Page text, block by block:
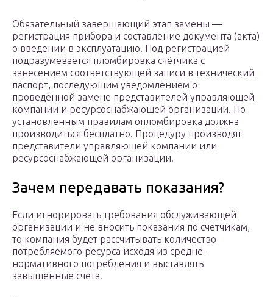
Обязательный завершающий этап замены —
регистрация прибора и составление документа (акта)
о введении в эксплуатацию. Под регистрацией
подразумевается пломбировка счётчика с
занесением соответствующей записи в технический
паспорт, последующим уведомлением о
проведённой замене представителей управляющей
компании и ресурсоснабжающей организации. По
установленным правилам опломбировка должна
производиться бесплатно. Процедуру производят
представители управляющей компании или
ресурсоснабжающей организации.
Зачем передавать показания?
Если игнорировать требования обслуживающей
организации и не вносить показания по счетчикам,
то компания будет рассчитывать количество
потребляемого ресурса исходя из средне-
нормативного потребления и выставлять
завышенные счета.